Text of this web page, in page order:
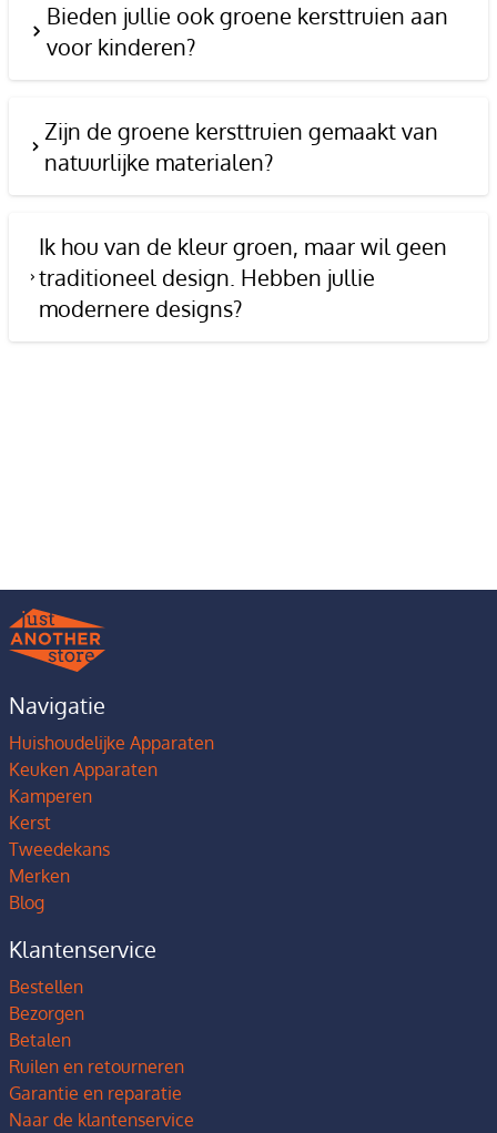
Bieden jullie ook groene kersttruien aan
voor kinderen?
Zijn de groene kersttruien gemaakt van
natuurlijke materialen?
Ik hou van de kleur groen, maar wil geen
traditioneel design. Hebben jullie
modernere designs?
Navigatie
Huishoudelijke Apparaten
Keuken Apparaten
Kamperen
Kerst
Tweedekans
Merken
Blog
Klantenservice
Bestellen
Bezorgen
Betalen
Ruilen en retourneren
Garantie en reparatie
Naar de klantenservice